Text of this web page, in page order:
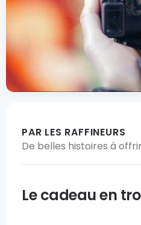
PAR LES RAFFINEURS
De belles histoires à offrir
Le cadeau en